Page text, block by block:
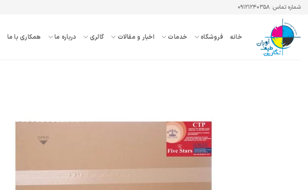
Skip
content
شماره تماس: ۰۹۱۲۱۲۴۰۳۵۸
خانه فروشگاه خدمات اخبار و مقالات گالری درباره ما همکاری با ما